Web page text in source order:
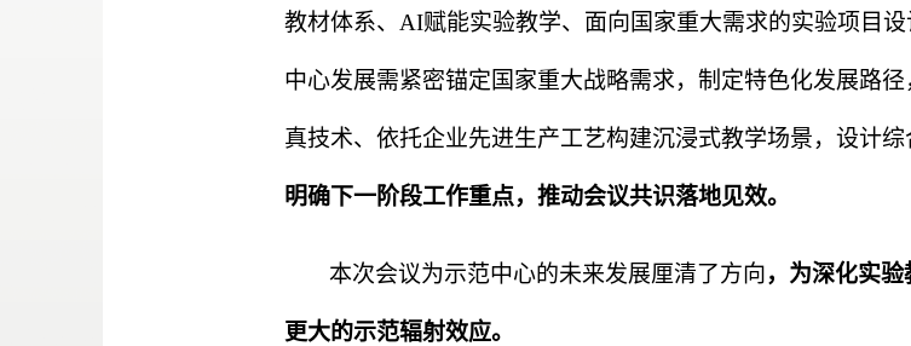
教材体系、 AI赋能实验教学、面向国家重大需求的实验项目
中心发展需紧密锚定国家重大战略需求，制定特色化发展路
真技术、依托企业先进生产工艺构建沉浸式教学场景，设计
明确下一阶段工作重点，推动会议共识落地见效。
本次会议为示范中心的未来发展厘清了方向，为深化实
更大的示范辐射效应。